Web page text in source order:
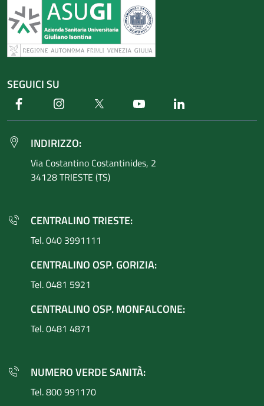
SEGUICI SU
Facebook Instagram Twitter Youtube
INDIRIZZO:
Via Costantino Costantinides, 2
34128 TRIESTE (TS)
CENTRALINO TRIESTE:
Tel. 040 3991111
CENTRALINO OSP. GORIZIA:
Tel. 0481 5921
CENTRALINO OSP. MONFALCONE:
Tel. 0481 4871
NUMERO VERDE SANITÀ:
Tel. 800 991170